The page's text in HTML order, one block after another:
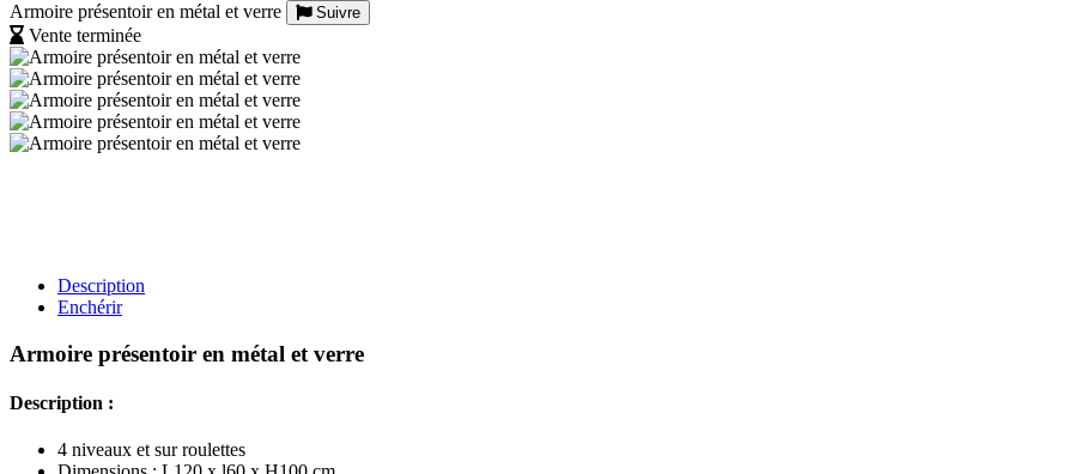
Armoire présentoir en métal et verre
Suivre
Vente terminée
Description
Enchérir
Armoire présentoir en métal et verre
Description :
4 niveaux et sur roulettes